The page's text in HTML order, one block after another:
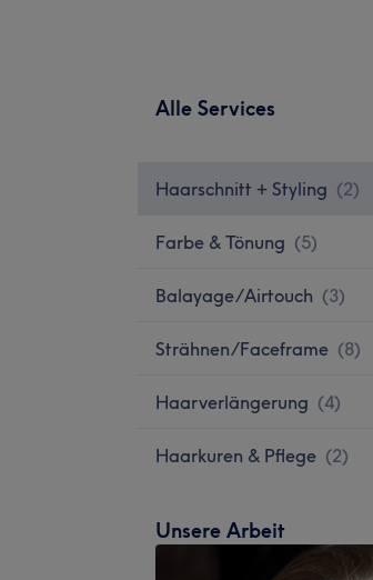
Alle Services
Haarschnitt + Styling (2)
Farbe & Tönung (5)
Balayage/Airtouch (3)
Strähnen/Faceframe (8)
Haarverlängerung (4)
Haarkuren & Pflege (2)
Unsere Arbeit